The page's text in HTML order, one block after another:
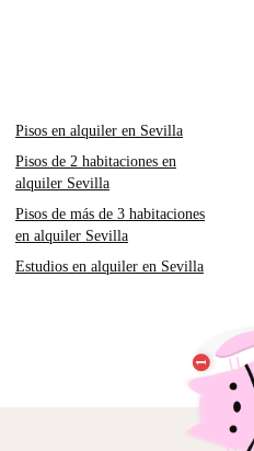
Pisos en alquiler en Sevilla
Pisos de 2 habitaciones en
alquiler Sevilla
Pisos de más de 3 habitaciones
en alquiler Sevilla
Estudios en alquiler en Sevilla